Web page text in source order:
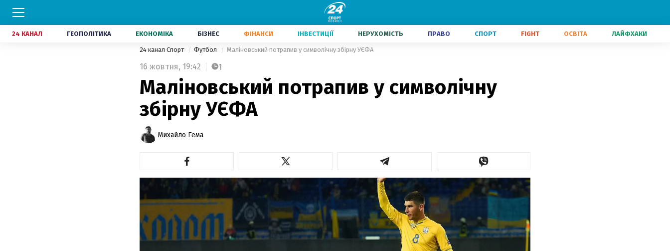
24 КАНАЛ ГЕОПОЛІТИКА ЕКОНОМІКА БІЗНЕС ФІНАНСИ ІНВЕСТИЦІЇ НЕРУХОМІСТЬ ПРАВО СПОРТ FIGHT ОСВІТА ЛАЙФХАКИ
24 канал Спорт Футбол Маліновський потрапив у символічну збірну УЄФА
16 жовтня, 19:42 1
Маліновський потрапив у символічну
збірну УЄФА
Михайло Гема